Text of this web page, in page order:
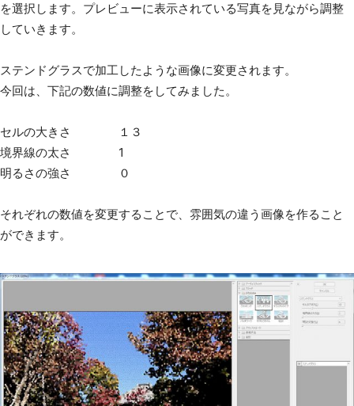
を選択します。プレビューに表示されている写真を見ながら調整
していきます。
ステンドグラスで加工したような画像に変更されます。
今回は、下記の数値に調整をしてみました。
セルの大きさ １３
境界線の太さ 1
明るさの強さ ０
それぞれの数値を変更することで、雰囲気の違う画像を作ること
ができます。